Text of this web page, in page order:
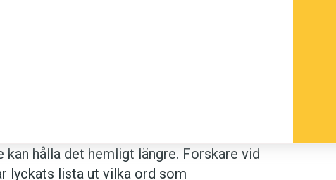
hålla det hemligt längre. Forskare vid
lyckats lista ut vilka ord som